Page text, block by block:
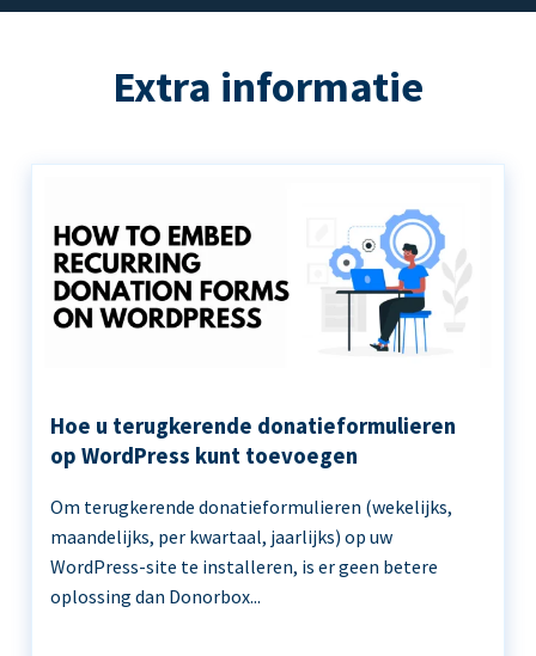
Extra informatie
Hoe u terugkerende donatieformulieren
op WordPress kunt toevoegen
Om terugkerende donatieformulieren (wekelijks,
maandelijks, per kwartaal, jaarlijks) op uw
WordPress-site te installeren, is er geen betere
oplossing dan Donorbox...